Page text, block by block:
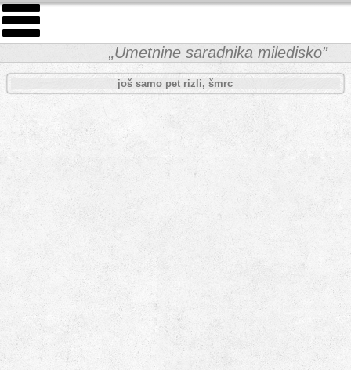
„Umetnine saradnika miledisko”
još samo pet rizli, šmrc